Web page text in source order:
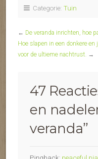
Categorie: Tuin
← De veranda inrichten, hoe
Hoe slapen in een donkere
voor de ultieme nachtrust. →
47
en
veranda”